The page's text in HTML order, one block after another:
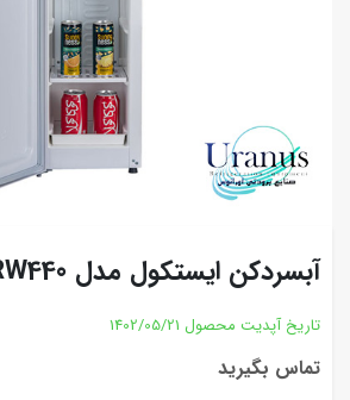
آبسردکن ایستکول مدل TM-RW440
تاریخ آپدیت محصول 1402/05/21
تماس بگیرید